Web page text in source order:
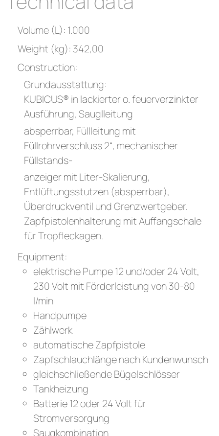
Volume (L): 1.000
Weight (kg): 342,00
Construction:
Grundausstattung:
KUBICUS® in lackierter o. feuerverzinkter
Ausführung, Sauglleitung
absperrbar, Füllleitung mit
Füllrohrverschluss 2“, mechanischer
Füllstands-
anzeiger mit Liter-Skalierung,
Entlüftungsstutzen (absperrbar),
Überdruckventil und Grenzwertgeber.
Zapfpistolenhalterung mit Auffangschale
für Tropfleckagen.
Equipment:
elektrische Pumpe 12 und/oder 24 Volt,
230 Volt mit Förderleistung von 30-80
l/min
Handpumpe
Zählwerk
automatische Zapfpistole
Zapfschlauchlänge nach Kundenwunsch
gleichschließende Bügelschlösser
Tankheizung
Batterie 12 oder 24 Volt für
Stromversorgung
Saugkombination